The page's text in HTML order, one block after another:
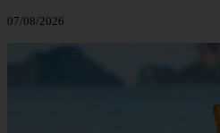
07/08/2026